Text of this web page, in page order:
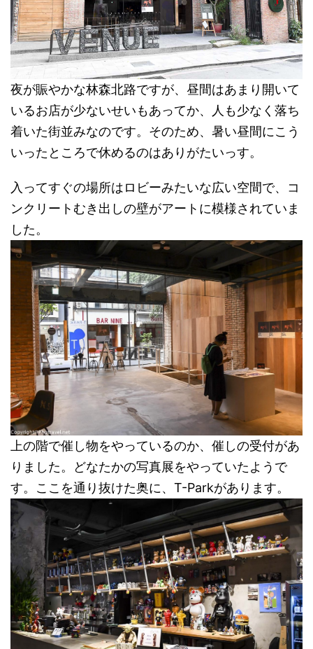
夜が賑やかな林森北路ですが、昼間はあまり開いて
いるお店が少ないせいもあってか、人も少なく落ち
着いた街並みなのです。そのため、暑い昼間にこう
いったところで休めるのはありがたいっす。
入ってすぐの場所はロビーみたいな広い空間で、コ
ンクリートむき出しの壁がアートに模様されていま
した。
上の階で催し物をやっているのか、催しの受付があ
りました。どなたかの写真展をやっていたようで
す。ここを通り抜けた奥に、T-Parkがあります。